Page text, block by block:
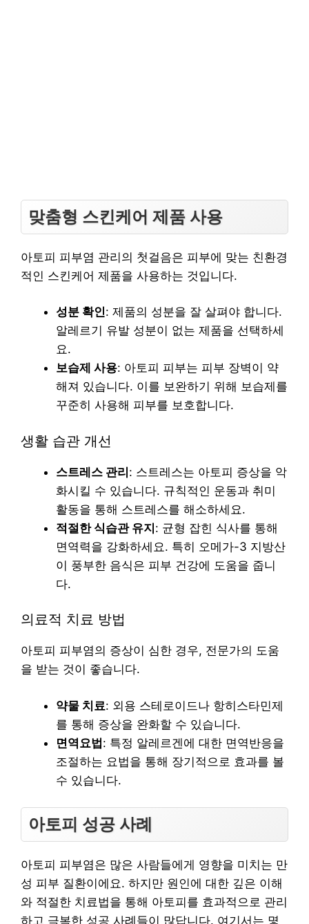
맞춤형 스킨케어 제품 사용
아토피 피부염 관리의 첫걸음은 피부에 맞는 친환경
적인 스킨케어 제품을 사용하는 것입니다.
성분 확인: 제품의 성분을 잘 살펴야 합니다.
알레르기 유발 성분이 없는 제품을 선택하세
요.
보습제 사용: 아토피 피부는 피부 장벽이 약
해져 있습니다. 이를 보완하기 위해 보습제를
꾸준히 사용해 피부를 보호합니다.
생활 습관 개선
스트레스 관리: 스트레스는 아토피 증상을 악
화시킬 수 있습니다. 규칙적인 운동과 취미
활동을 통해 스트레스를 해소하세요.
적절한 식습관 유지: 균형 잡힌 식사를 통해
면역력을 강화하세요. 특히 오메가-3 지방산
이 풍부한 음식은 피부 건강에 도움을 줍니
다.
의료적 치료 방법
아토피 피부염의 증상이 심한 경우, 전문가의 도움
을 받는 것이 좋습니다.
약물 치료: 외용 스테로이드나 항히스타민제
를 통해 증상을 완화할 수 있습니다.
면역요법: 특정 알레르겐에 대한 면역반응을
조절하는 요법을 통해 장기적으로 효과를 볼
수 있습니다.
아토피 성공 사례
아토피 피부염은 많은 사람들에게 영향을 미치는 만
성 피부 질환이에요. 하지만 원인에 대한 깊은 이해
와 적절한 치료법을 통해 아토피를 효과적으로 관리
하고 극복한 성공 사례들이 많답니다. 여기서는 몇